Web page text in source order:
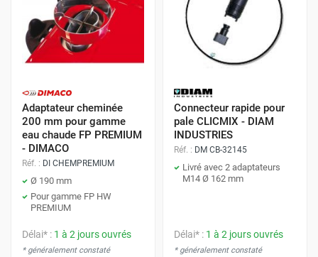
Adaptateur cheminée
200 mm pour gamme
eau chaude FP PREMIUM
- DIMACO
Réf. : DI CHEMPREMIUM
Ø 190 mm
Pour gamme FP HW
PREMIUM
Délai* : 1 à 2 jours ouvrés
* généralement constaté
Connecteur rapide pour
pale CLICMIX - DIAM
INDUSTRIES
Réf. : DM CB-32145
Livré avec 2 adaptateurs
M14 Ø 162 mm
Délai* : 1 à 2 jours ouvrés
* généralement constaté